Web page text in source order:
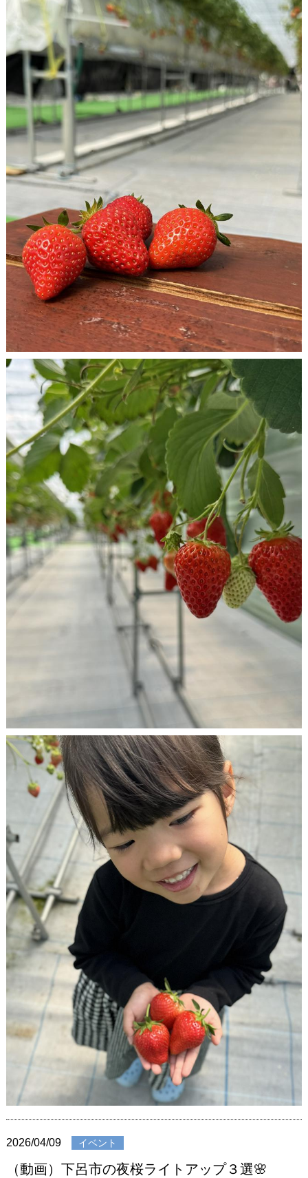
2026/04/09 イベント
（動画）下呂市の夜桜ライトアップ３選🌸